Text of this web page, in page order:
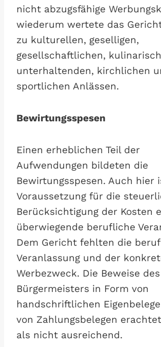
nicht abzugsfähige
wiederum wertete das
zu kulturellen, geselligen,
gesellschaftlichen,
unterhaltenden, kirchlichen
sportlichen Anlässen.
Bewirtungsspesen
Einen erheblichen Teil der
Aufwendungen bildeten die
Bewirtungsspesen. Auch hier
Voraussetzung für die
Berücksichtigung der Kosten
überwiegende berufliche
Dem Gericht fehlten die
Veranlassung und der
Werbezweck. Die Beweise des
Bürgermeisters in Form von
handschriftlichen
von Zahlungsbelegen
als nicht ausreichend.